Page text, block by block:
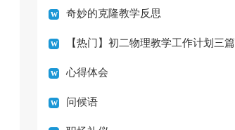
奇妙的克隆教学反思
【热门】初二物理教学工作计划三篇
心得体会
问候语